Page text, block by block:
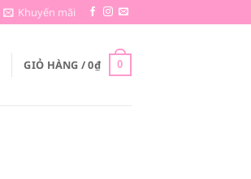
Khuyến mãi
GIỎ HÀNG /0₫ 0